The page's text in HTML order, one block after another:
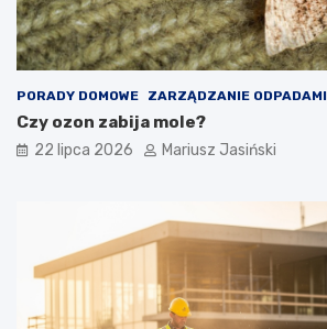
PORADY DOMOWE ZARZĄDZANIE ODPADAMI
Czy ozon zabija mole?
22 lipca 2026 Mariusz Jasiński